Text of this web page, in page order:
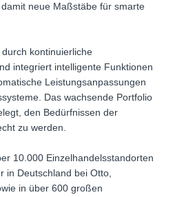
neue Maßstäbe für smarte
kontinuierliche
integriert intelligente Funktionen
Leistungsanpassungen
Das wachsende Portfolio
den Bedürfnissen der
zu werden.
10.000 Einzelhandelsstandorten
in Deutschland bei Otto,
in über 600 großen